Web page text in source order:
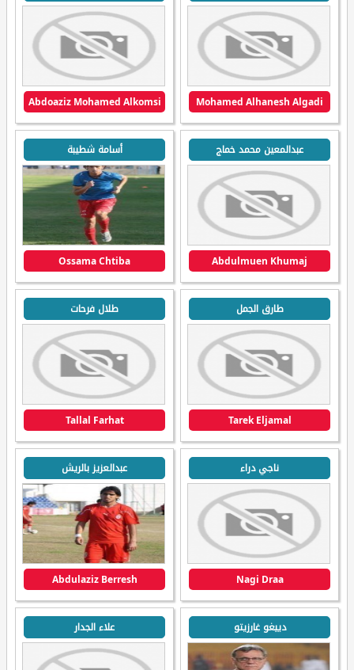
Mohamed Alhanesh Algadi
Abdoaziz Mohamed Alkomsi
عبدالمعين محمد خماج
Abdulmuen Khumaj
أسامة شطيبة
Ossama Chtiba
طارق الجمل
Tarek Eljamal
طلال فرحات
Tallal Farhat
ناجي دراء
Nagi Draa
عبدالعزيز بالريش
Abdulaziz Berresh
دييغو غارزيتو علاء الجدار